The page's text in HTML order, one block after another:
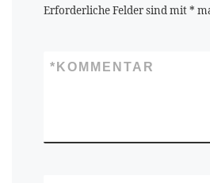
Erforderliche Felder sind mit*
KOMMENTAR
*